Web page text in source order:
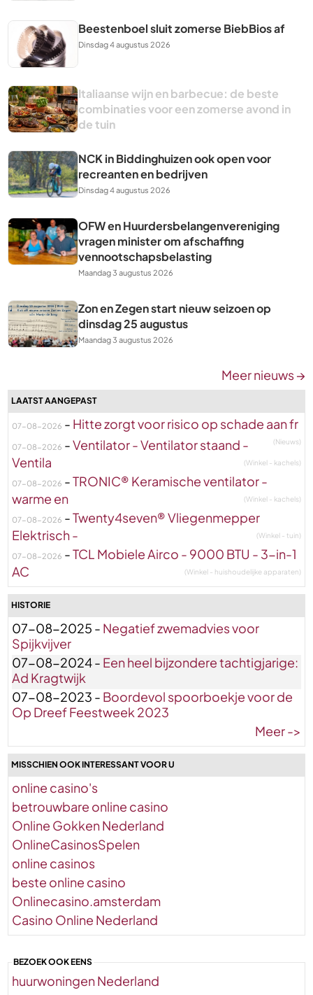
Beestenboel sluit zomerse BiebBios af
Dinsdag 4 augustus 2026
Italiaanse wijn en barbecue: de beste
combinaties voor een zomerse avond in
de tuin
NCK in Biddinghuizen ook open voor
recreanten en bedrijven
Dinsdag 4 augustus 2026
OFW en Huurdersbelangenvereniging
vragen minister om afschaffing
vennootschapsbelasting
Maandag 3 augustus 2026
Zon en Zegen start nieuw seizoen op
dinsdag 25 augustus
Maandag 3 augustus 2026
Meer nieuws →
LAATST AANGEPAST
07-08-2026 - Hitte zorgt voor risico op schade aan fr
(Nieuws)
07-08-2026 -Ventilator - Ventilator staand -
Ventila
(Winkel - kachels)
07-08-2026 -TRONIC® Keramische ventilator -
warme en
(Winkel - kachels)
07-08-2026 -Twenty4seven® Vliegenmepper
Elektrisch -
(Winkel - tuin)
07-08-2026 -TCL Mobiele Airco - 9000 BTU - 3-in-1
AC
(Winkel - huishoudelijke apparaten)
HISTORIE
07-08-2025 - Negatief zwemadvies voor
Spijkvijver
07-08-2024 - Een heel bijzondere tachtigjarige:
Ad Kragtwijk
07-08-2023 - Boordevol spoorboekje voor de
Op Dreef Feestweek 2023
Meer ->
MISSCHIEN OOK INTERESSANT VOOR U
online casino's
betrouwbare online casino
Online Gokken Nederland
OnlineCasinosSpelen
online casinos
beste online casino
Onlinecasino.amsterdam
Casino Online Nederland
BEZOEK OOK EENS
huurwoningen Nederland